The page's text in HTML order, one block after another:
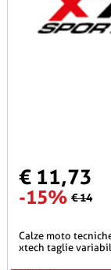
€ 11,73
-15% € 14
calze moto tecniche sportive invernali nere, bianche e gialle fluo
xtech taglie